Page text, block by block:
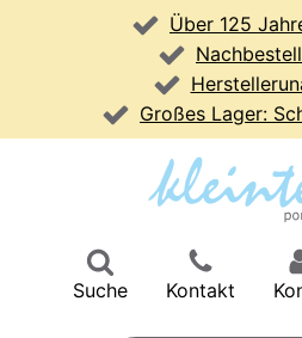
Über 125
Großes Lager:
Suche Kontakt